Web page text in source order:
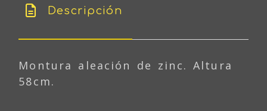
Descripción
Montura aleación de zinc. Altura
58cm.